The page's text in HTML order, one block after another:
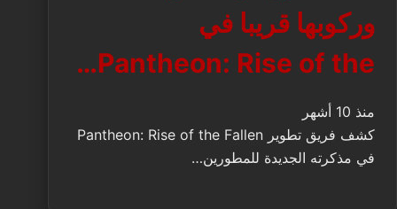
وركوبها قريبا في
Pantheon: Rise of the…
منذ 10 أشهر
كشف فريق تطوير Pantheon: Rise of the Fallen
في مذكرته الجديدة للمطورين…